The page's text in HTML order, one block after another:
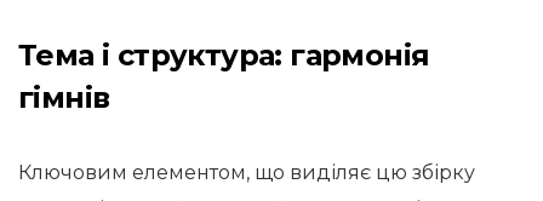
Тема і структура: гармонія
гімнів
Ключовим елементом, що виділяє цю збірку